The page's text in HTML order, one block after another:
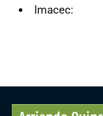
Imacec: